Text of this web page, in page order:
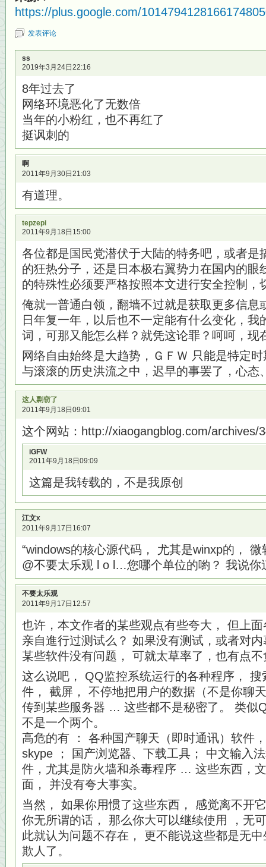
https://plus.google.com/
发表评论
ss
2019年3月24日22:16
8年过去了
网络环境恶化了无数倍
当年的小粉红，也不再红了
挺讽刺的
啊
2011年9月30日21:03
有道理。
tepzepi
2011年9月18日15:00
各位都是国民党潜伏于大陆的特务吧，或者是
的狂热分子，还是日本极右翼势力在国内的
的特殊性必须要严格按照本文进行安全控制，
俺就一普通白领，翻墙不过就是获取更多信息
日年复一年，以后也不一定能有什么变化，我
词，可那又能怎么样？就凭这论罪？呵呵，现
网络自由始终是大趋势，ＧＦＷ 只能是特定
与滚滚的历史洪流之中，迟早的事罢了，心态
这人剽窃了
2011年9月18日09:01
这个网站：http://xiaogangblog.com/archives/
iGFW
2011年9月18日09:09
这篇是我转载的，不是我原创
江文x
2011年9月17日16:07
“windows的核心源代码， 尤其是winxp的，
@不要太乐观 l o l…您哪个单位的喲？ 我说你
不要太乐观
2011年9月17日12:57
也许，本文作者的某些观点有些夸大， 但上
亲自進行过测试么？ 如果没有测试，或者对
某些软件没有问题， 可就太草率了，也有点
这么说吧， QQ监控系统运行的各种程序，
件， 截屏， 不停地把用户的数据（不是你聊
传到某些服务器 … 这些都不是秘密了。 类似
不是一个两个。
高危的有 ： 各种国产聊天（即时通讯）软件
skype ； 国产浏览器、下载工具； 中文输入
件，尤其是防火墙和杀毒程序 … 这些东西，
面， 并没有夸大事实。
当然， 如果你用惯了这些东西， 感觉离不开
你无所谓的话， 那么你大可以继续使用 ，无
此就认为问题不存在， 更不能说这些都是无
欺人了。